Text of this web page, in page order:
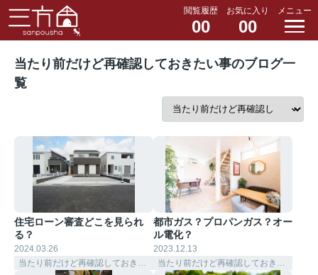
閲覧履歴
00
お気に入り
00
メニュー
当たり前だけど再確認しておきたい事のブログ一
覧
住宅ローン審査どこを見られ
る？
2024.03.26
当たり前だけど再確認しておきたい事
都市ガス？プロパンガス？オー
ル電化？
2023.12.13
当たり前だけど再確認しておきたい事